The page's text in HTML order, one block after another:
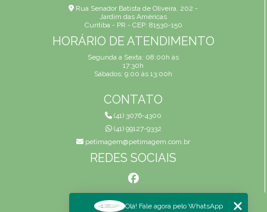
Rua Senador Batista de Oliveira, 202 -
Jardim das Américas
Curitiba - PR - CEP: 81530-150
HORÁRIO DE ATENDIMENTO
Segunda a Sexta: 08:00h às
17:30h
Sábados: 9:00 às 13:00h
CONTATO
(41) 3076-4300
(41) 99127-9332
petimagem@petimagem.com.br
REDES SOCIAIS
MENU
Olá! Fale agora pelo WhatsApp